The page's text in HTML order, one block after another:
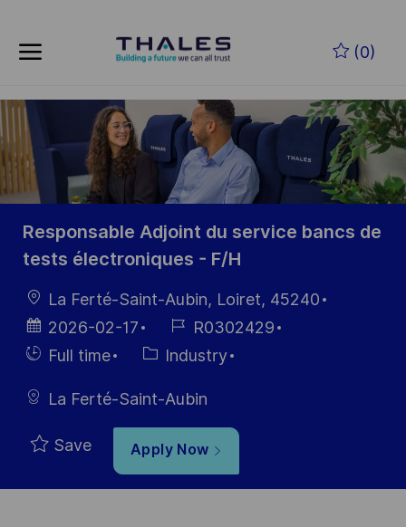
(0)
-
Responsable Adjoint du service bancs de
tests électroniques - F/H
LocationLa Ferté-Saint-Aubin, Loiret, 45240
Posted
Date
2026-02-17
Job
Id
R0302429
HiringFull time Category
Industry
La Ferté-Saint-Aubin
Save Apply Now